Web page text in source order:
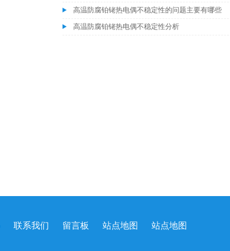
高温防腐铂铑热电偶不稳定性的问题主要有哪些
高温防腐铂铑热电偶不稳定性分析
联系我们 留言板 站点地图 站点地图